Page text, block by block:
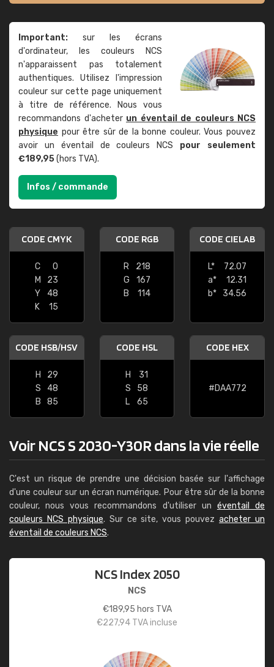
Important: sur les écrans
d'ordinateur, les couleurs NCS
n'apparaissent pas totalement
authentiques. Utilisez l'impression
couleur sur cette page uniquement
à titre de référence. Nous vous
recommandons d'acheter un éventail de couleurs NCS
physique pour être sûr de la bonne couleur. Vous pouvez
avoir un éventail de couleurs NCS pour seulement
€189,95(hors TVA).
Infos / commande
CODE CMYK
C
0
M
23
Y
48
K
15
CODE RGB
R
218
G
167
B
114
CODE CIELAB
L*
72.07
a*
12.31
b*
34.56
CODE HSB/HSV
H
29
S
48
B
85
CODE HSL
H
31
S
58
L
65
CODE HEX
#DAA772
Voir NCS S 2030-Y30R dans la vie réelle
C'est un risque de prendre une décision basée sur l'affichage
d'une couleur sur un écran numérique. Pour être sûr de la bonne
couleur, nous vous recommandons d'utiliser un éventail de
couleurs NCS physique. Sur ce site, vous pouvezacheter un
éventail de couleurs NCS.
NCS Index 2050
NCS
€189,95 hors TVA
€227,94 TVA incluse